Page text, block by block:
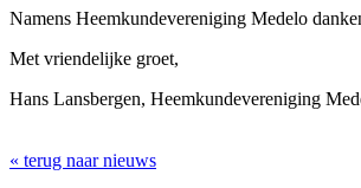
Namens Heemkundevereniging Medelo
Met vriendelijke groet,
Hans Lansbergen, Heemkundevereniging
« terug naar nieuws